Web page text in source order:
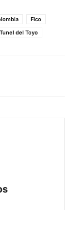
Fico
Tunel del Toyo